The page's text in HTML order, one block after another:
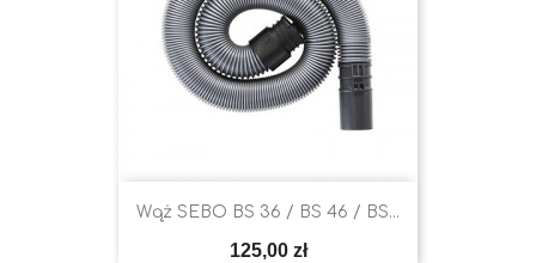
Wąż SEBO BS 36 / BS 46 / BS...
Cena
125,00 zł